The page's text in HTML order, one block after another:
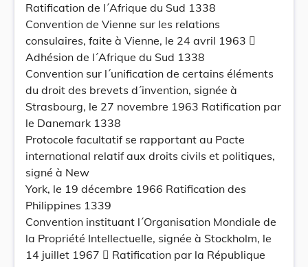
Ratification de l´Afrique du Sud 1338
Convention de Vienne sur les relations
consulaires, faite à Vienne, le 24 avril 1963 
Adhésion de l´Afrique du Sud 1338
Convention sur l´unification de certains éléments
du droit des brevets d´invention, signée à
Strasbourg, le 27 novembre 1963 Ratification par
le Danemark 1338
Protocole facultatif se rapportant au Pacte
international relatif aux droits civils et politiques,
signé à New
York, le 19 décembre 1966 Ratification des
Philippines 1339
Convention instituant l´Organisation Mondiale de
la Propriété Intellectuelle, signée à Stockholm, le
14 juillet 1967  Ratification par la République